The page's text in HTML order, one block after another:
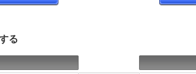
る